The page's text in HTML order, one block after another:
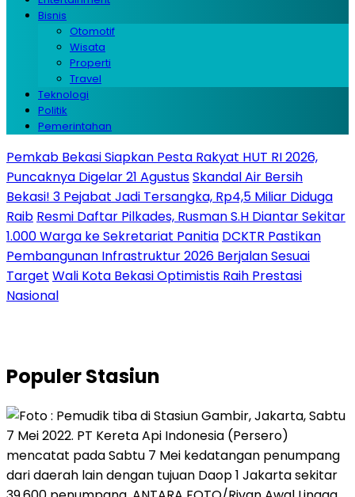
Bisnis
Otomotif
Wisata
Properti
Travel
Teknologi
Politik
Pemerintahan
Pemkab Bekasi Siapkan Pesta Rakyat HUT RI 2026,
Puncaknya Digelar 21 AgustusSkandal Air Bersih
Bekasi! 3 Pejabat Jadi Tersangka, Rp4,5 Miliar Diduga
Raib Resmi Daftar Pilkades, Rusman S.H Diantar Sekitar
1.000 Warga ke Sekretariat Panitia DCKTR Pastikan
Pembangunan Infrastruktur 2026 Berjalan Sesuai
Target Wali Kota Bekasi Optimistis Raih Prestasi
Nasional
PopulerStasiun